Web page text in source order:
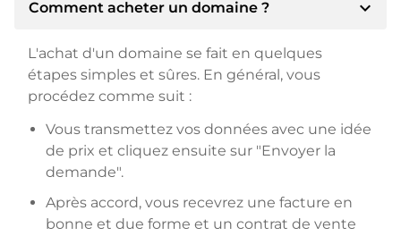
Comment acheter un domaine ? expand_more
L'achat d'un domaine se fait en quelques
étapes simples et sûres. En général, vous
procédez comme suit :
Vous transmettez vos données avec une idée
de prix et cliquez ensuite sur "Envoyer la
demande".
Après accord, vous recevrez une facture en
bonne et due forme et un contrat de vente